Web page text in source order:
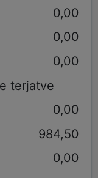
0,00
0,00
0,00
terjatve
0,00
984,50
0,00